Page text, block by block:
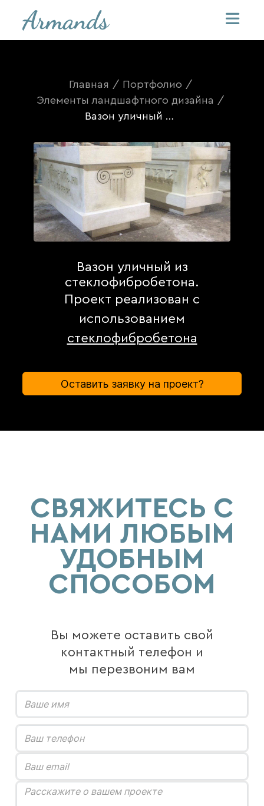
Главная / Портфолио /
Элементы ландшафтного дизайна /
Вазон уличный из стеклофибробетона
Вазон уличный из
стеклофибробетона.
Проект реализован с
использованием
стеклофибробетона
Оставить заявку на проект?
СВЯЖИТЕСЬ С
НАМИ ЛЮБЫМ
УДОБНЫМ
СПОСОБОМ
Вы можете оставить свой
контактный телефон и
мы перезвоним вам